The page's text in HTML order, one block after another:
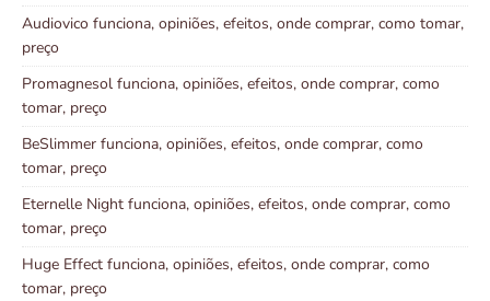
Audiovico funciona, opiniões, efeitos, onde comprar, como tomar,
preço
Promagnesol funciona, opiniões, efeitos, onde comprar, como
tomar, preço
BeSlimmer funciona, opiniões, efeitos, onde comprar, como
tomar, preço
Eternelle Night funciona, opiniões, efeitos, onde comprar, como
tomar, preço
Huge Effect funciona, opiniões, efeitos, onde comprar, como
tomar, preço